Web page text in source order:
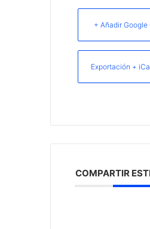
+ Añadir Google
Exportación +
COMPARTIR